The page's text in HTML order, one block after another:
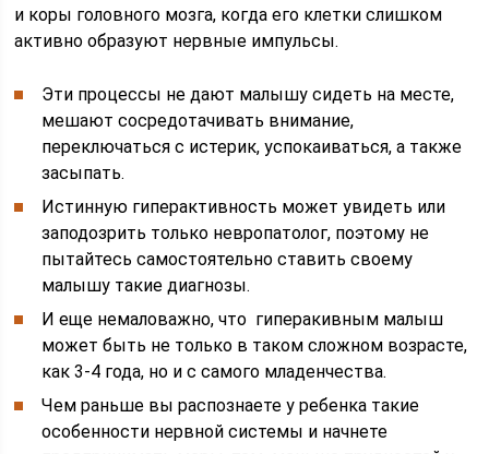
и коры головного мозга, когда его клетки слишком
активно образуют нервные импульсы.
Эти процессы не дают малышу сидеть на месте,
мешают сосредотачивать внимание,
переключаться с истерик, успокаиваться, а также
засыпать.
Истинную гиперактивность может увидеть или
заподозрить только невропатолог, поэтому не
пытайтесь самостоятельно ставить своему
малышу такие диагнозы.
И еще немаловажно, что гиперакивным малыш
может быть не только в таком сложном возрасте,
как 3-4 года, но и с самого младенчества.
Чем раньше вы распознаете у ребенка такие
особенности нервной системы и начнете